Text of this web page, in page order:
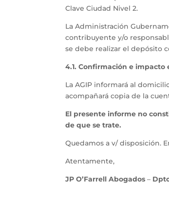
Clave Ciudad Nivel 2.
La Administración
contribuyente y/o
se debe realizar el depósito
4.1. Confirmación e impacto
La AGIP informará al
acompañará copia de la
El presente informe no
de que se trate.
Quedamos a v/ disposición.
Atentamente,
JP O’Farrell Abogados –